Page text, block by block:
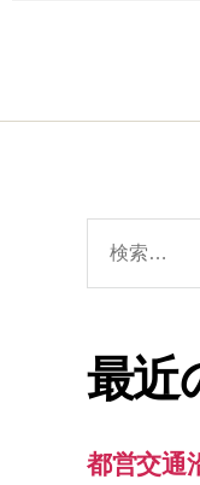
最近
都営交通